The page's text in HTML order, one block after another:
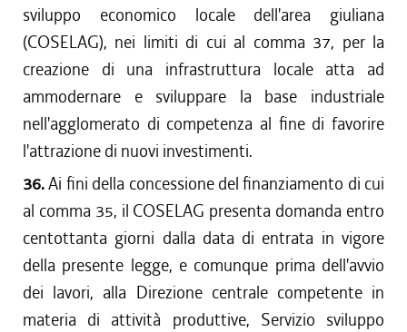
sviluppo economico locale dell'area giuliana
(COSELAG), nei limiti di cui al comma 37, per la
creazione di una infrastruttura locale atta ad
ammodernare e sviluppare la base industriale
nell'agglomerato di competenza al fine di favorire
l'attrazione di nuovi investimenti.
36.Ai fini della concessione del finanziamento di cui
al comma 35, il COSELAG presenta domanda entro
centottanta giorni dalla data di entrata in vigore
della presente legge, e comunque prima dell'avvio
dei lavori, alla Direzione centrale competente in
materia di attività produttive, Servizio sviluppo